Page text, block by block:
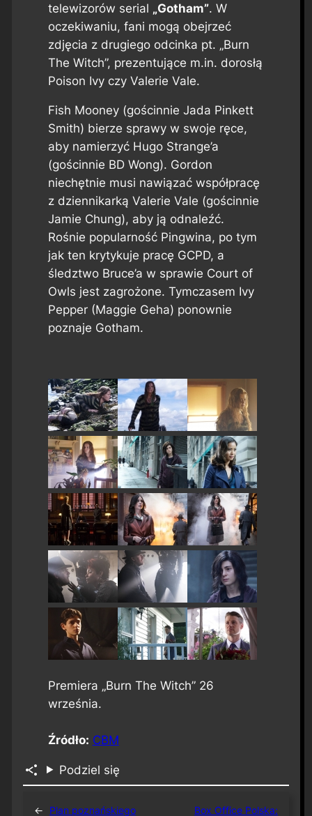
telewizorów serial „Gotham”. W
oczekiwaniu, fani mogą obejrzeć
zdjęcia z drugiego odcinka pt. „Burn
The Witch”, prezentujące m.in. dorosłą
Poison Ivy czy Valerie Vale.
Fish Mooney (gościnnie Jada Pinkett
Smith) bierze sprawy w swoje ręce,
aby namierzyć Hugo Strange’a
(gościnnie BD Wong). Gordon
niechętnie musi nawiązać współpracę
z dziennikarką Valerie Vale (gościnnie
Jamie Chung), aby ją odnaleźć.
Rośnie popularność Pingwina, po tym
jak ten krytykuje pracę GCPD, a
śledztwo Bruce’a w sprawie Court of
Owls jest zagrożone. Tymczasem Ivy
Pepper (Maggie Geha) ponownie
poznaje Gotham.
Premiera „Burn The Witch” 26
września.
Źródło: CBM
Podziel się
← Plan poznańskiego Box Office Polska: